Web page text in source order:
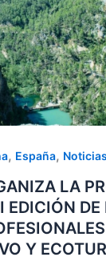
, España, Noticias
LA
EDICIÓN DE
Y